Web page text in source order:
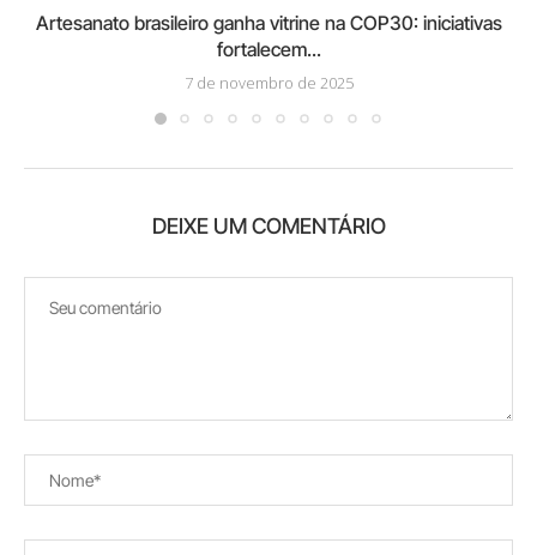
Artesanato brasileiro ganha vitrine na COP30: iniciativas
fortalecem...
7 de novembro de 2025
DEIXE UM COMENTÁRIO